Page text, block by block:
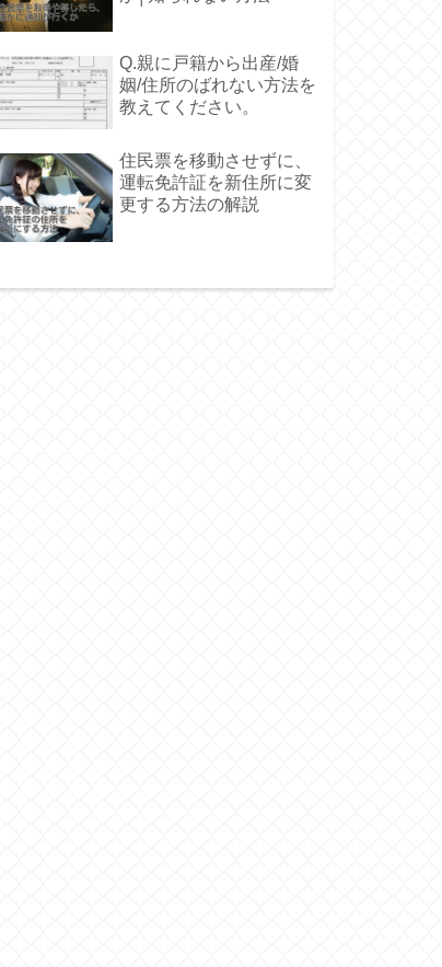
Q.親に戸籍から出産/婚
姻/住所のばれない方法を
教えてください。
住民票を移動させずに、
運転免許証を新住所に変
更する方法の解説